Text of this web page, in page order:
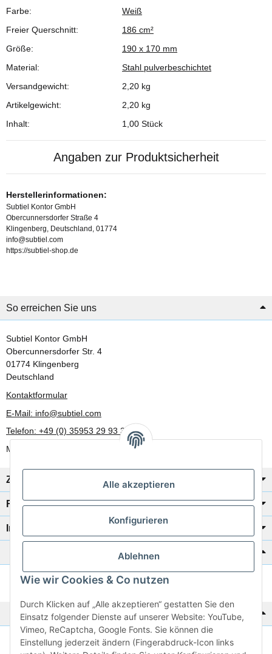
Alle akzeptieren
Konfigurieren
Ablehnen
Wie wir Cookies & Co nutzen
Durch Klicken auf „Alle akzeptieren“ gestatten Sie den
Einsatz folgender Dienste auf unserer Website: YouTube,
Vimeo, ReCaptcha, Google Fonts. Sie können die
Einstellung jederzeit ändern (Fingerabdruck-Icon links
Produkteigenschaft
Wert
Farbe:
Weiß
Freier Querschnitt:
186 cm²
Größe:
190 x 170 mm
Material:
Stahl pulverbeschichtet
Versandgewicht:
2,20 kg
Artikelgewicht:
2,20 kg
Inhalt:
1,00 Stück
Angaben zur Produktsicherheit
Herstellerinformationen:
Subtiel Kontor GmbH
Obercunnersdorfer Straße 4
Klingenberg, Deutschland, 01774
info@subtiel.com
https://subtiel-shop.de
So erreichen Sie uns
Subtiel Kontor GmbH
Obercunnersdorfer Str. 4
01774 Klingenberg
Deutschland
Kontaktformular
E-Mail: info@subtiel.com
Telefon: +49 (0) 35953 29 93 30
Mo-Fr: 8:00 Uhr - 17:00 Uhr
Zahlung/Versand
Rechtliches
Informationen
Katalog zur Hand?
Zur Schnellbestellung
Noch kein Katalog?
Preisliste anschauen